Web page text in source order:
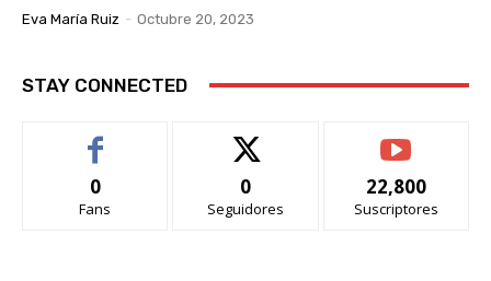
Eva María Ruiz - Octubre 20, 2023
STAY CONNECTED
0
Fans
0
Seguidores
22,800
Suscriptores